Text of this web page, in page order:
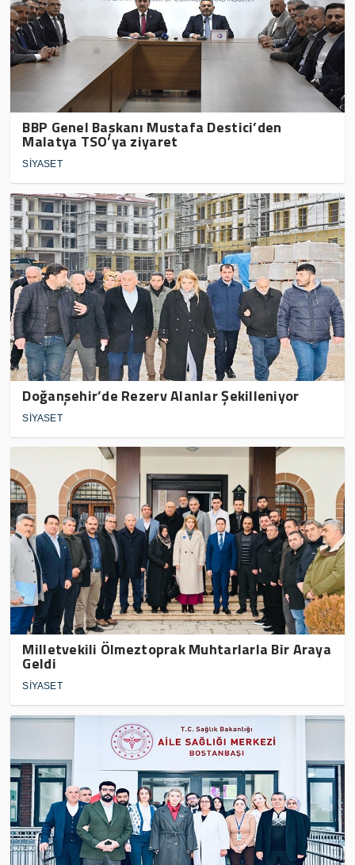
BBP Genel Başkanı Mustafa Destici’den
Malatya TSO’ya ziyaret
SİYASET
Doğanşehir’de Rezerv Alanlar Şekilleniyor
SİYASET
Milletvekili Ölmeztoprak Muhtarlarla Bir Araya
Geldi
SİYASET